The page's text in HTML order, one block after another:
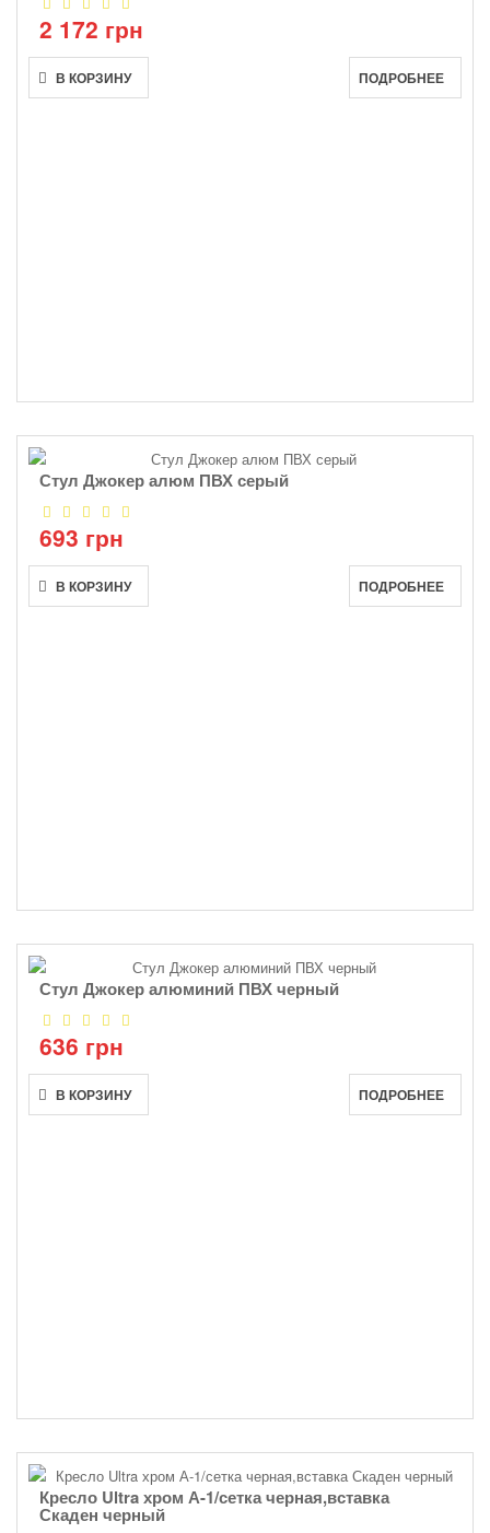
2 172 грн
В КОРЗИНУ ПОДРОБНЕЕ
Стул Джокер алюм ПВХ серый
693 грн
В КОРЗИНУ ПОДРОБНЕЕ
Стул Джокер алюминий ПВХ черный
636 грн
В КОРЗИНУ ПОДРОБНЕЕ
Кресло Ultra хром А-1/сетка черная,вставка
Скаден черный